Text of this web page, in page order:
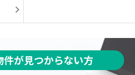
件が見つからない方